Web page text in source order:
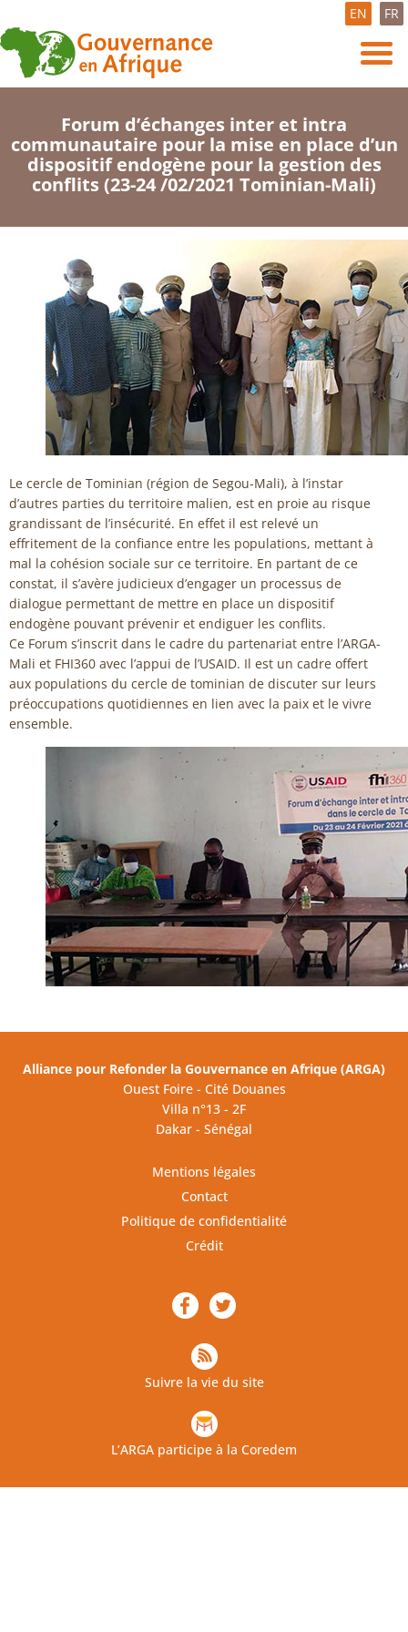
EN FR
Forum d’échanges inter et intra
communautaire pour la mise en place d’un
dispositif endogène pour la gestion des
conflits (23-24 /02/2021 Tominian-Mali)
Le cercle de Tominian (région de Segou-Mali), à l’instar
d’autres parties du territoire malien, est en proie au risque
grandissant de l’insécurité. En effet il est relevé un
effritement de la confiance entre les populations, mettant à
mal la cohésion sociale sur ce territoire. En partant de ce
constat, il s’avère judicieux d’engager un processus de
dialogue permettant de mettre en place un dispositif
endogène pouvant prévenir et endiguer les conflits.
Ce Forum s’inscrit dans le cadre du partenariat entre l’ARGA-
Mali et FHI360 avec l’appui de l’USAID. Il est un cadre offert
aux populations du cercle de tominian de discuter sur leurs
préoccupations quotidiennes en lien avec la paix et le vivre
ensemble.
Alliance pour Refonder la Gouvernance en Afrique (ARGA)
Ouest Foire - Cité Douanes
Villa n°13 - 2F
Dakar - Sénégal
Mentions légales
Contact
Politique de confidentialité
Crédit
Suivre la vie du site
L’ARGA participe à la Coredem